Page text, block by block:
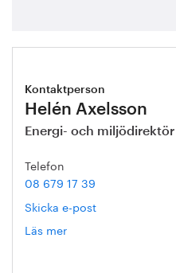
Kontaktperson
Helén Axelsson
Energi- och miljödirektör
Telefon
08 679 17 39
Skicka e-post
Läs mer